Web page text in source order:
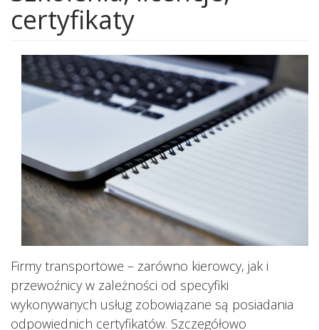
certyfikaty
Firmy transportowe – zarówno kierowcy, jak i
przewoźnicy w zależności od specyfiki
wykonywanych usług zobowiązane są posiadania
odpowiednich certyfikatów. Szczegółowo